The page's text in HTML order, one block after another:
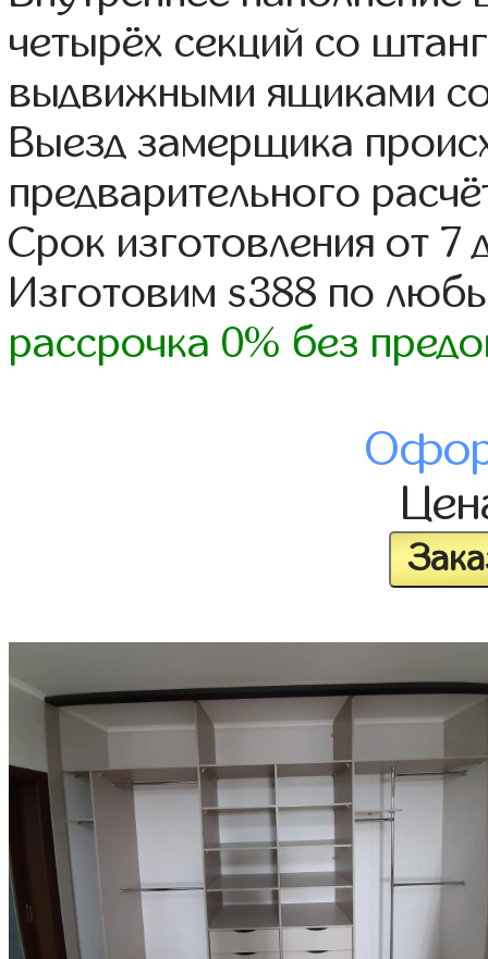
четырёх секций со
выдвижными ящиками
Выезд замерщика
предварительного
Срок изготовления от 7
Изготовим s388 по
рассрочка 0% без